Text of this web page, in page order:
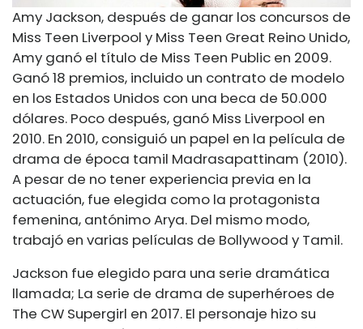
Amy Jackson, después de ganar los concursos de
Miss Teen Liverpool y Miss Teen Great Reino Unido,
Amy ganó el título de Miss Teen Public en 2009.
Ganó 18 premios, incluido un contrato de modelo
en los Estados Unidos con una beca de 50.000
dólares. Poco después, ganó Miss Liverpool en
2010. En 2010, consiguió un papel en la película de
drama de época tamil Madrasapattinam (2010).
A pesar de no tener experiencia previa en la
actuación, fue elegida como la protagonista
femenina, antónimo Arya. Del mismo modo,
trabajó en varias películas de Bollywood y Tamil.
Jackson fue elegido para una serie dramática
llamada; La serie de drama de superhéroes de
The CW Supergirl en 2017. El personaje hizo su